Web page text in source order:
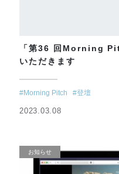
「第36 回Morning
いただきます
#Morning Pitch #登壇
2023.03.08
お知らせ